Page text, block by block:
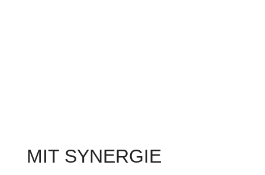
MIT SYNERGIE